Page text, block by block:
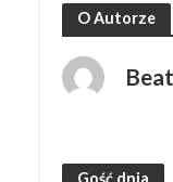
O Autorze
Gość dnia